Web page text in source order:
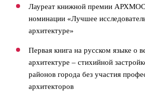
Лауреат книжной премии
номинации «Лучшее
архитектуре»
Первая книга на русском языке о
архитектуре – стихийной
районов города без участия
архитекторов